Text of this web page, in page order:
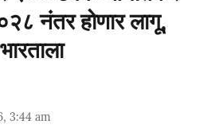
नंतर होणार लागू,
3:44 am